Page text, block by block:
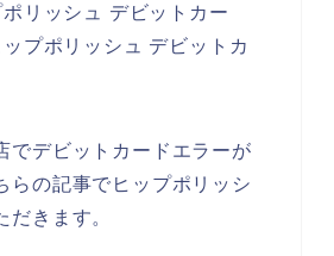
リッシュ デビットカー
プポリッシュ デビットカ
でデビットカードエラーが
らの記事でヒップポリッシ
きます。